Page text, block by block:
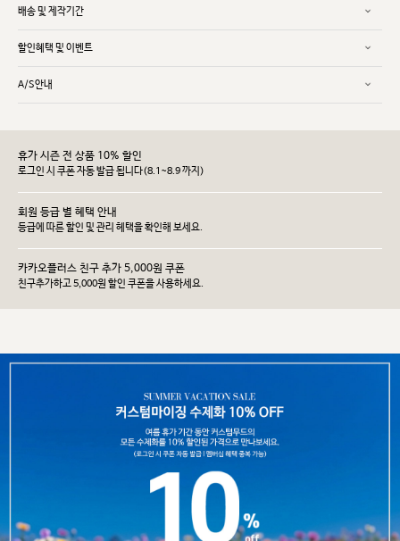
배송 및 제작기간
할인혜택 및 이벤트
A/S안내
휴가 시즌 전 상품 10% 할인
로그인 시 쿠폰 자동 발급 됩니다(8.1~8.9 까지)
회원 등급 별 혜택 안내
등급에 따른 할인 및 관리 헤택을 확인해 보세요.
카카오플러스 친구 추가 5,000원 쿠폰
친구추가하고 5,000원 할인 쿠폰을 사용하세요.